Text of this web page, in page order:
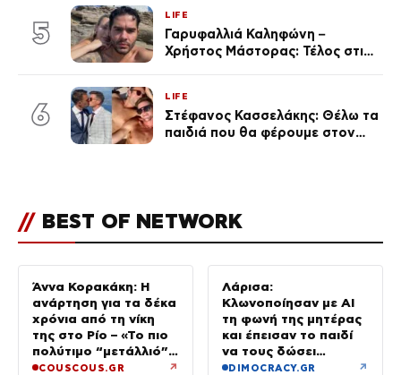
(Φωτογραφίες)
5
LIFE
Γαρυφαλλιά Καληφώνη –
Χρήστος Μάστορας: Τέλος στις
6
LIFE
Στέφανος Κασσελάκης: Θέλω τα
παιδιά που θα φέρουμε στον
// BEST OF NETWORK
Άννα Κορακάκη: Η
ανάρτηση για τα δέκα
χρόνια από τη νίκη
της στο Ρίο – «Το πιο
πολύτιμο “μετάλλιό”
μου είναι η κόρη μου»
COUSCOUS.GR ↗
Λάρισα:
Κλωνοποίησαν με AI
τη φωνή της μητέρας
και έπεισαν το παιδί
να τους δώσει
χρήματα και
DIMOCRACY.GR ↗